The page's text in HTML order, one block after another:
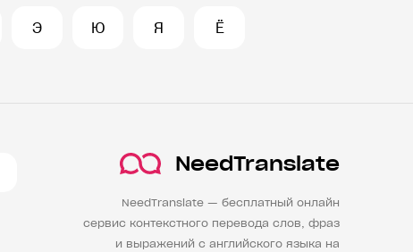
Э Ю Я Ё
NeedTranslate
NeedTranslate — бесплатный онлайн
сервис контекстного перевода слов, фраз
и выражений с английского языка на